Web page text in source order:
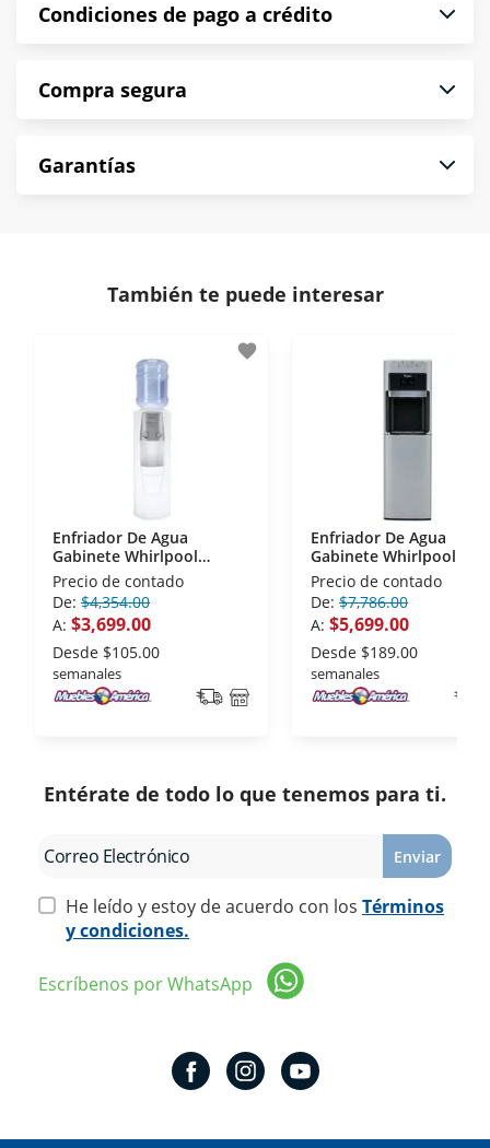
Condiciones de pago a crédito
puntualmente. Al finalizar tu compra generas el
*Sujeto a aprobación de crédito conforme a
norma de Muebles América.
Compra segura
compra es segura de principio a fin.
- Certificados de seguridad SSL y Encriptación 3D.
disposiciones legales y Códigos de Ética de la
Asociación Mexicana de Internet (AIMX).
- Nos encontramos en la lista de socios Activos de
la Asociación de Internet.MX.
Garantías
También te puede interesar
favorite
Enfriador De Agua
Gabinete Whirlpool
WK5012Q Blanco
Precio de contado
De: $4,354.00
A: $3,699.00
Desde $105.00
semanales
Enfriador De Agua
Gabinete Whirlpool
WK5915BD Silver
Precio de contado
De: $7,786.00
A: $5,699.00
Desde $189.00
semanales
Entérate de todo lo que tenemos para ti.
Enviar
He leído y estoy de acuerdo con los Términos
y condiciones.
Escríbenos por WhatsApp